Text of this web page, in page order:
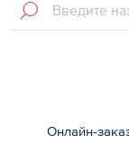
Онлайн-